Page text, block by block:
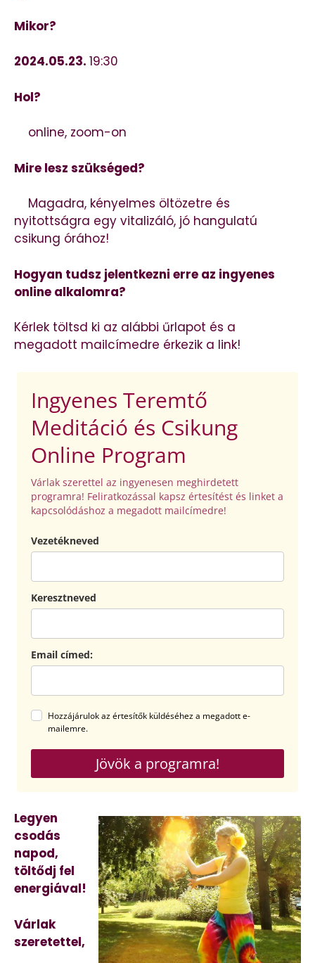
Mikor?
2024.05.23. 19:30
Hol?
online, zoom-on
Mire lesz szükséged?
Magadra, kényelmes öltözetre és
nyitottságra egy vitalizáló, jó hangulatú
csikung órához!
Hogyan tudsz jelentkezni erre az ingyenes
online alkalomra?
Kérlek töltsd ki az alábbi űrlapot és a
megadott mailcímedre érkezik a link!
Ingyenes Teremtő
Meditáció és Csikung
Online Program
Várlak szerettel az ingyenesen meghirdetett
programra! Feliratkozással kapsz értesítést és linket a
kapcsolódáshoz a megadott mailcímedre!
Vezetékneved
Keresztneved
Email címed:
Hozzájárulok az értesítők küldéséhez a megadott e-
mailemre.
Jövök a programra!
Legyen
csodás
napod,
töltődj fel
energiával!
Várlak
szeretettel,